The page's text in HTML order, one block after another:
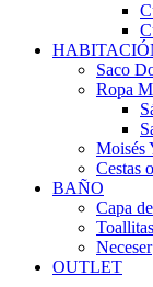
Saco
Ropa
Moisés
Cestas
BAÑO
Capa
Neceser
OUTLET